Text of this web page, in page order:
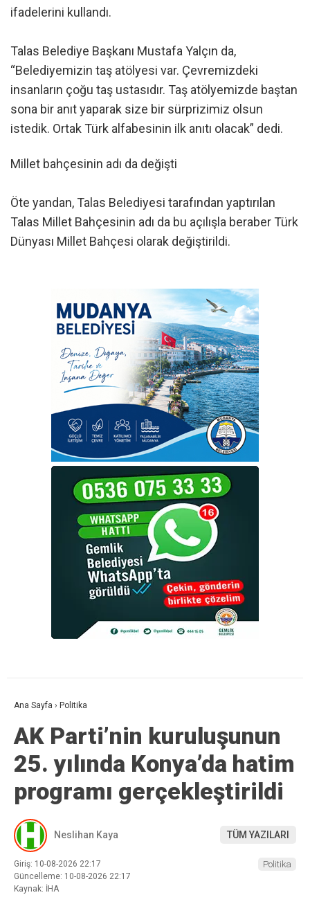
ifadelerini kullandı.
Talas Belediye Başkanı Mustafa Yalçın da,
“Belediyemizin taş atölyesi var. Çevremizdeki
insanların çoğu taş ustasıdır. Taş atölyemizde baştan
sona bir anıt yaparak size bir sürprizimiz olsun
istedik. Ortak Türk alfabesinin ilk anıtı olacak” dedi.
Millet bahçesinin adı da değişti
Öte yandan, Talas Belediyesi tarafından yaptırılan
Talas Millet Bahçesinin adı da bu açılışla beraber Türk
Dünyası Millet Bahçesi olarak değiştirildi.
Ana Sayfa › Politika
AK Parti’nin kuruluşunun
25. yılında Konya’da hatim
programı gerçekleştirildi
Neslihan Kaya TÜM YAZILARI
Giriş: 10-08-2026 22:17
Güncelleme: 10-08-2026 22:17
Kaynak: İHA
Politika